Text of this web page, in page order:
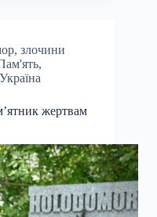
, злочини
,
Україна
жертвам